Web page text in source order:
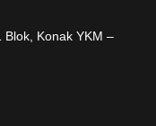
Blok, Konak YKM –